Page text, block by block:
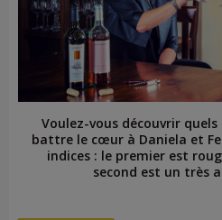
Voulez-vous découvrir
battre le cœur à Daniela et
indices : le premier est
second est un très